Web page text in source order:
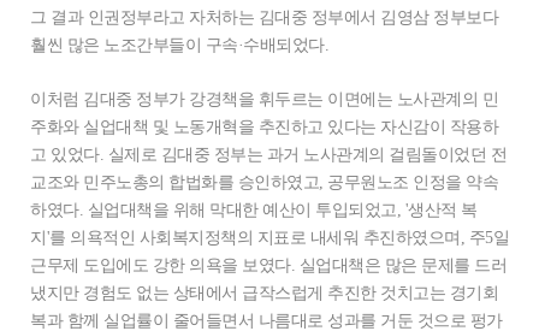
그 결과 인권정부라고 자처하는 김대중 정부에서 김영삼 정부보다
훨씬 많은 노조간부들이 구속·수배되었다.
이처럼 김대중 정부가 강경책을 휘두르는 이면에는 노사관계의 민
주화와 실업대책 및 노동개혁을 추진하고 있다는 자신감이 작용하
고 있었다. 실제로 김대중 정부는 과거 노사관계의 걸림돌이었던 전
교조와 민주노총의 합법화를 승인하였고, 공무원노조 인정을 약속
하였다. 실업대책을 위해 막대한 예산이 투입되었고, '생산적 복
지'를 의욕적인 사회복지정책의 지표로 내세워 추진하였으며, 주5일
근무제 도입에도 강한 의욕을 보였다. 실업대책은 많은 문제를 드러
냈지만 경험도 없는 상태에서 급작스럽게 추진한 것치고는 경기회
복과 함께 실업률이 줄어들면서 나름대로 성과를 거둔 것으로 펑가